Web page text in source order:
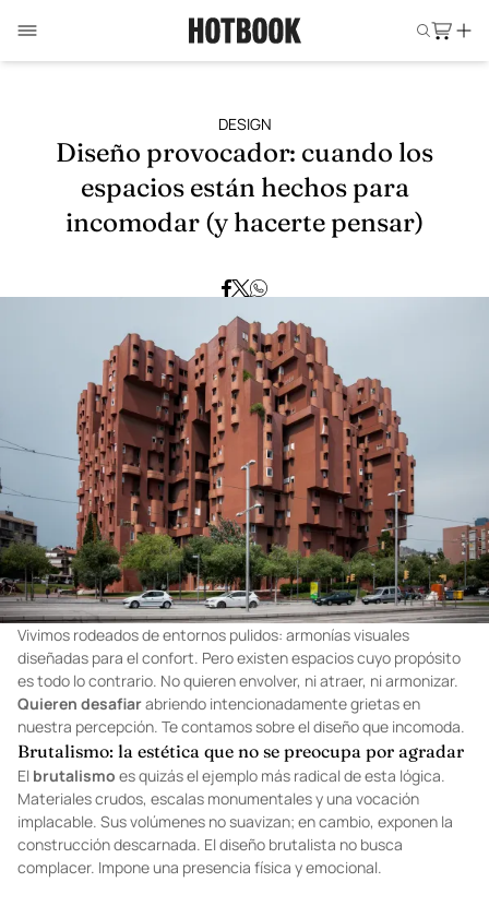
DESIGN
Diseño provocador: cuando los
espacios están hechos para
incomodar (y hacerte pensar)
Vivimos rodeados de entornos pulidos: armonías visuales
diseñadas para el confort. Pero existen espacios cuyo propósito
es todo lo contrario. No quieren envolver, ni atraer, ni armonizar.
Quieren desafiarabriendo intencionadamente grietas en
nuestra percepción. Te contamos sobre el diseño que incomoda.
Brutalismo: la estética que no se preocupa por agradar
El brutalismo es quizás el ejemplo más radical de esta lógica.
Materiales crudos, escalas monumentales y una vocación
implacable. Sus volúmenes no suavizan; en cambio, exponen la
construcción descarnada. El diseño brutalista no busca
complacer. Impone una presencia física y emocional.